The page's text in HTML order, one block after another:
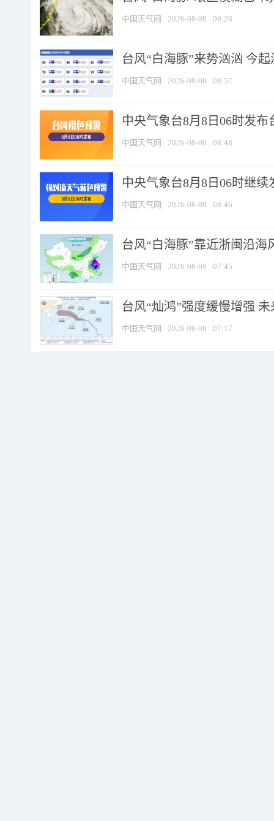
中国天气网 2026-08-08 09:28
台风“白海豚”来势汹汹 今
中国天气网 2026-08-08 08:57
中央气象台8月8日06时发布
中国天气网 2026-08-08 08:48
中央气象台8月8日06时继
中国天气网 2026-08-08 08:46
台风“白海豚”靠近浙闽沿
中国天气网 2026-08-08 07:45
台风“灿鸿”强度缓慢增强
中国天气网 2026-08-08 07:17